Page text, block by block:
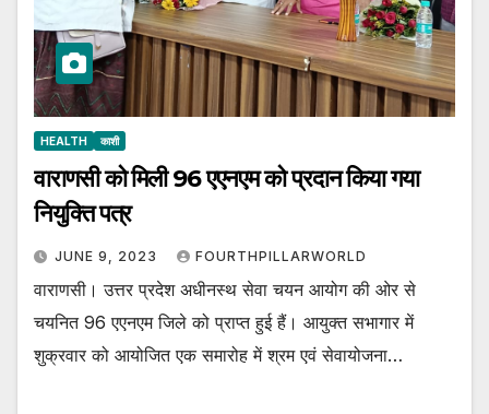
HEALTH काशी
वाराणसी को मिली 96 एएनएम को प्रदान किया गया
नियुक्ति पत्र
JUNE 9, 2023 FOURTHPILLARWORLD
वाराणसी। उत्तर प्रदेश अधीनस्थ सेवा चयन आयोग की ओर से
चयनित 96 एएनएम जिले को प्राप्त हुई हैं। आयुक्त सभागार में
शुक्रवार को आयोजित एक समारोह में श्रम एवं सेवायोजना…